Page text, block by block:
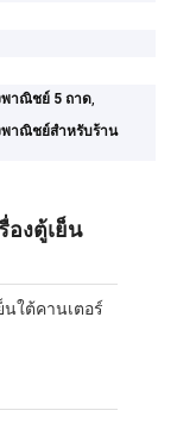
พาณิชย์ 5 ถาด,
พาณิชย์สำหรับร้าน
องตู้เย็น
ใต้คานเตอร์